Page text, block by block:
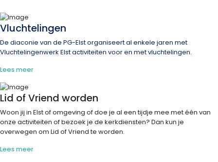
Vluchtelingen
De diaconie van de PG-Elst organiseert al enkele jaren met
Vluchtelingenwerk Elst activiteiten voor en met vluchtelingen.
Lees meer
Lid of Vriend worden
Woon jij in Elst of omgeving of doe je al een tijdje mee met één van
onze activiteiten of bezoek je de kerkdiensten? Dan kun je
overwegen om Lid of Vriend te worden.
Lees meer